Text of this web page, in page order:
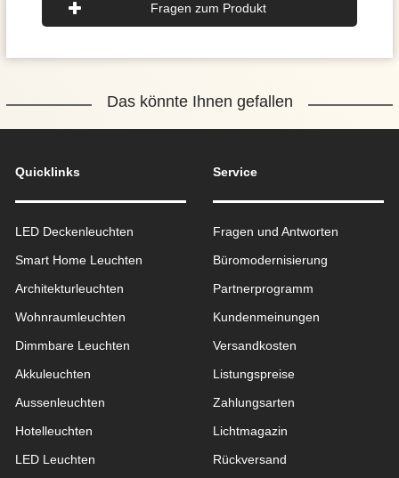
Fragen zum Produkt
Das könnte Ihnen gefallen
Quicklinks
LED Deckenleuchten
Smart Home Leuchten
Architekturleuchten
Wohnraum­leuchten
Dimmbare Leuchten
Akkuleuchten
Aussen­leuchten
Hotelleuchten
LED Leuchten
Service
Fragen und Antworten
Büromodernisierung
Partnerprogramm
Kundenmeinungen
Versandkosten
Listungspreise
Zahlungsarten
Lichtmagazin
Rückversand